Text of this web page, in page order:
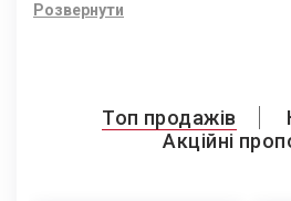
використанні.
набором зварювальних
Розвернути
Топ продажів
Акційні